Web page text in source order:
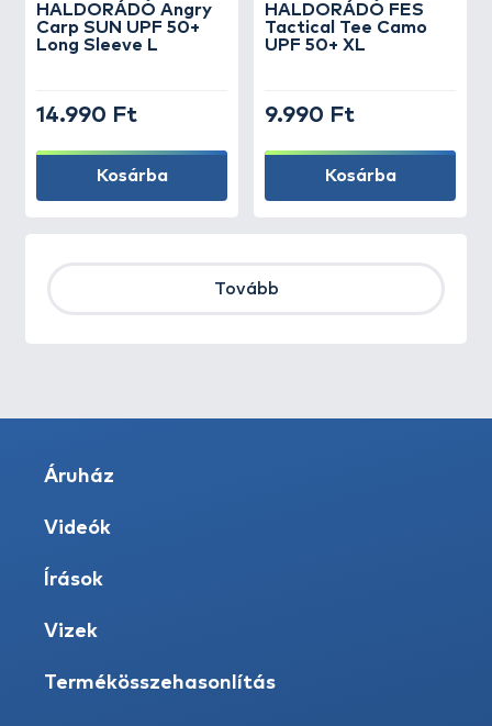
HALDORÁDÓ Angry
Carp SUN UPF 50+
Long Sleeve L
14.990 Ft
Kosárba
HALDORÁDÓ FES
Tactical Tee Camo
UPF 50+ XL
9.990 Ft
Kosárba
Tovább
Áruház
Videók
Írások
Vizek
Termékösszehasonlítás